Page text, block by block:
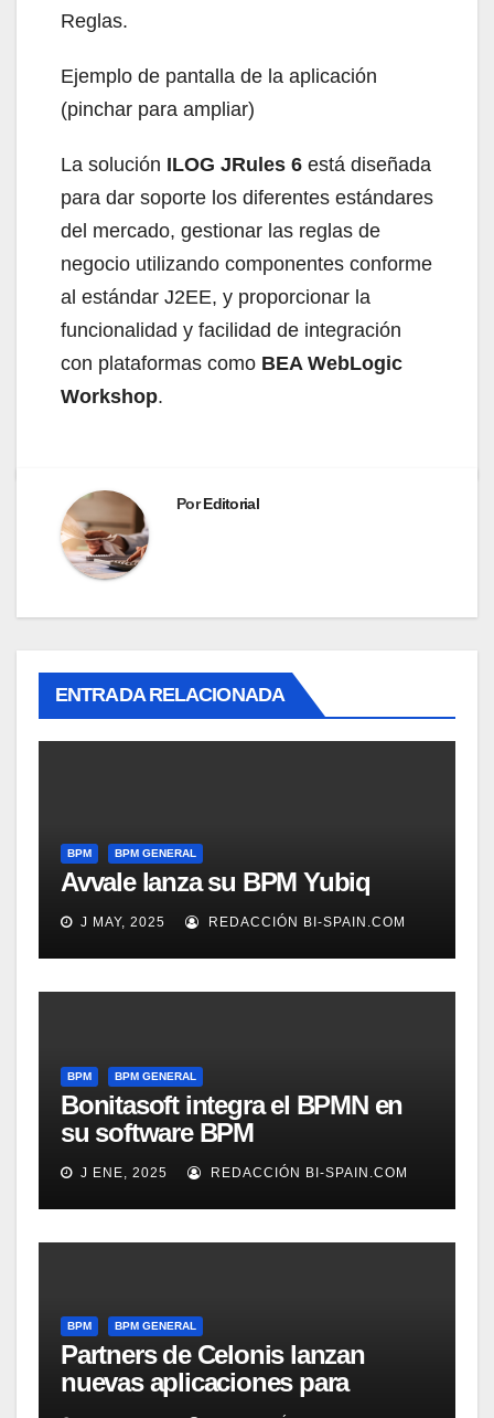
Reglas.
Ejemplo de pantalla de la aplicación
(pinchar para ampliar)
La solución ILOG JRules 6 está diseñada
para dar soporte los diferentes estándares
del mercado, gestionar las reglas de
negocio utilizando componentes conforme
al estándar J2EE, y proporcionar la
funcionalidad y facilidad de integración
con plataformas como BEA WebLogic
Workshop.
PorEditorial
ENTRADA RELACIONADA
BPM BPM GENERAL
Avvale lanza su BPM Yubiq
J MAY, 2025 REDACCIÓN BI-SPAIN.COM
BPM BPM GENERAL
Bonitasoft integra el BPMN en
su software BPM
J ENE, 2025 REDACCIÓN BI-SPAIN.COM
BPM BPM GENERAL
Partners de Celonis lanzan
nuevas aplicaciones para
automarizar migración a SAP o